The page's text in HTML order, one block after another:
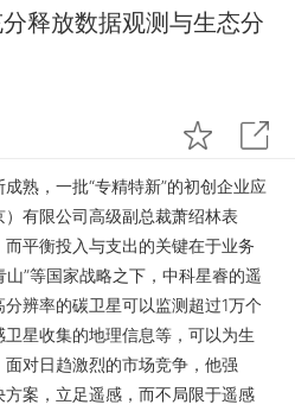
释放数据观测与生态分
熟，一批“专精特新”的初创企业应
有限公司高级副总裁萧绍林表
平衡投入与支出的关键在于业务
山”等国家战略之下，中科星睿的遥
辨率的碳卫星可以监测超过1万个
星收集的地理信息等，可以为生
对日趋激烈的市场竞争，他强
案，立足遥感，而不局限于遥感